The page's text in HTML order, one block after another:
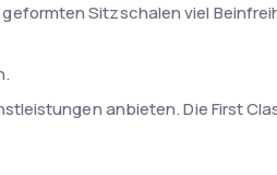
Sitzschalen viel
anbieten. Die First